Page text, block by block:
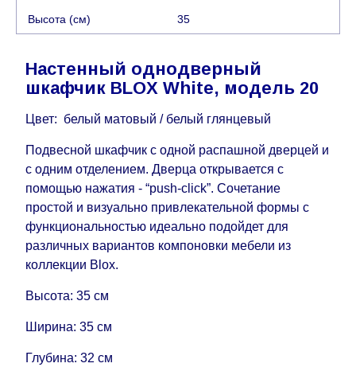
учитываются только рабочие дни
выходные, праздничные вечера и праздничные
дни) от даты получения оплаты от
кредитной компании клиента.
Возможны задержки, связанные с морской
которые не может повлиять Поставщик, в этих
случаях срок доставки будет продлен еще на 30
рабочих дней и не будет считаться
задержкой.Вместе с тем поставщики
прилагают все усилия, чтобы максимально
ускорить доставку, но, не имея возможности
это гарантировать, поэтому интернет-магазин
не несет ответственности за какие-либо
Мебель из категории "
Поставщиком сделать доставку по мере
Высота (см) 35
Настенный однодверный
шкафчик BLOX White, модель 20
Цвет: белый матовый / белый глянцевый
Подвесной шкафчик с одной распашной дверцей и
с одним отделением. Дверца открывается с
помощью нажатия - “push-click”. Сочетание
простой и визуально привлекательной формы с
функциональностью идеально подойдет для
различных вариантов компоновки мебели из
коллекции Blox.
Высота: 35 см
Ширина: 35 см
Глубина: 32 см